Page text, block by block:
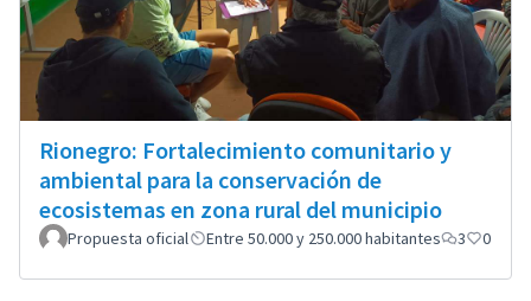
Rionegro: Fortalecimiento comunitario y
ambiental para la conservación de
ecosistemas en zona rural del municipio
Propuesta oficial Entre 50.000 y 250.000 habitantes 3 0